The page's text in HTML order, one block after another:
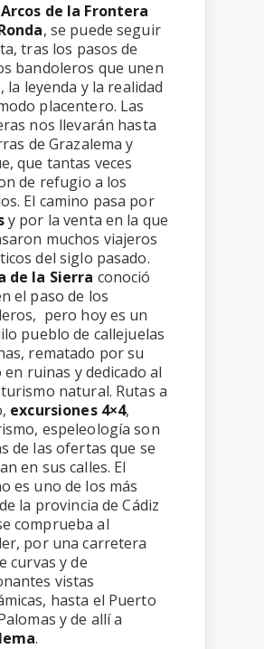
Arcos de la Frontera
, se puede seguir
tras los pasos de
bandoleros que unen
la leyenda y la realidad
placentero. Las
nos llevarán hasta
de Grazalema y
que tantas veces
de refugio a los
El camino pasa por
y por la venta en la que
muchos viajeros
del siglo pasado.
de la Sierra conoció
el paso de los
pero hoy es un
pueblo de callejuelas
rematado por su
en ruinas y dedicado al
natural. Rutas a
excursiones 4×4,
espeleología son
de las ofertas que se
en sus calles. El
es uno de los más
la provincia de Cádiz
comprueba al
por una carretera
curvas y de
vistas
hasta el Puerto
y de allí a
.